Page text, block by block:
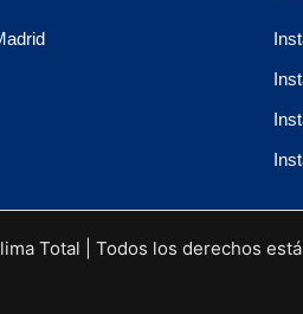
Total | Todos los derechos